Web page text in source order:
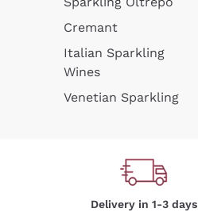
Cremant
Italian Sparkling
Wines
Venetian Sparkling
Delivery in 1-3 days